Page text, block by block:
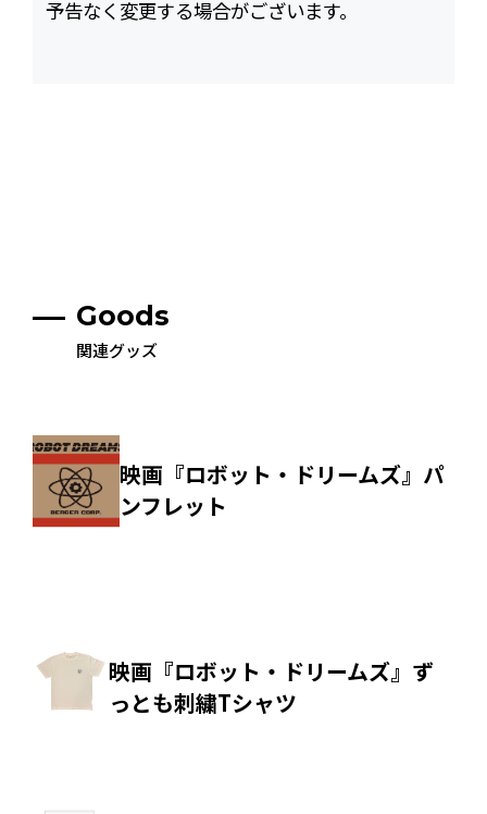
予告なく変更する場合がございます。
Goods
関連グッズ
映画『ロボット・ドリームズ』パ
ンフレット
映画『ロボット・ドリームズ』ず
っとも刺繍Tシャツ